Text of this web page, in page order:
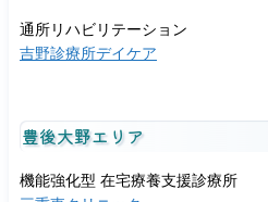
通所リハビリテーション
吉野診療所デイケア
豊後大野エリア
機能強化型 在宅療養支援診療所